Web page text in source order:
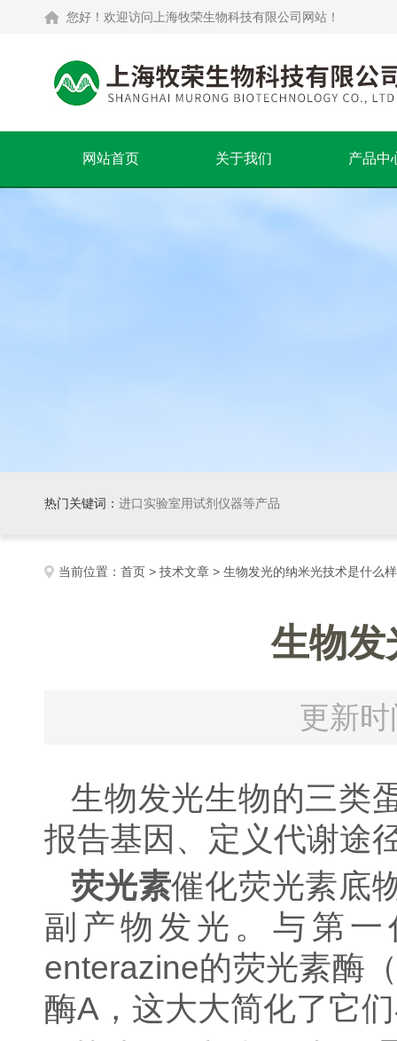
您好！欢迎访问上海牧荣生物科技有限公司网站！
网站首页 关于我们 产品中
热门关键词： 进口实验室用试剂仪器等产品
当前位置： 首页 > 技术文章 > 生物发光的纳米光技术是什么
生物发
更新
生物发光生物的三类
报告基因、定义代谢途
荧光素催化荧光素底
副产物发光。与第
enterazine的荧光素酶
酶A，这大大简化了它